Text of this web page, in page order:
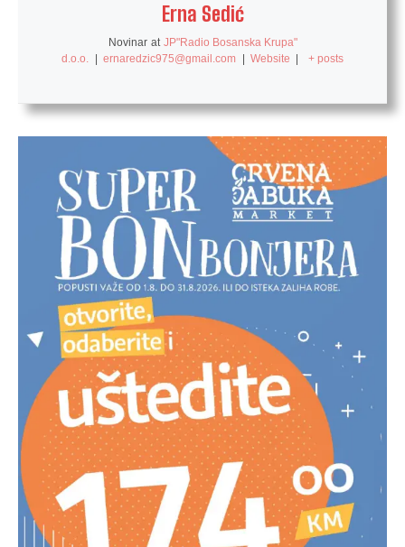
Erna Sedić
Novinar at JP"Radio Bosanska Krupa"
d.o.o.
| ernaredzic975@gmail.com | Website | + posts